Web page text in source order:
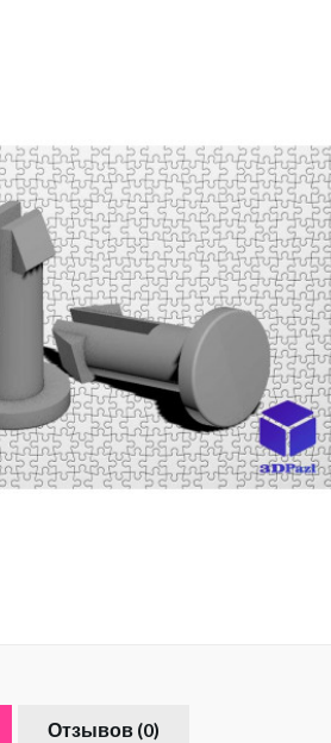
Отзывов (0)